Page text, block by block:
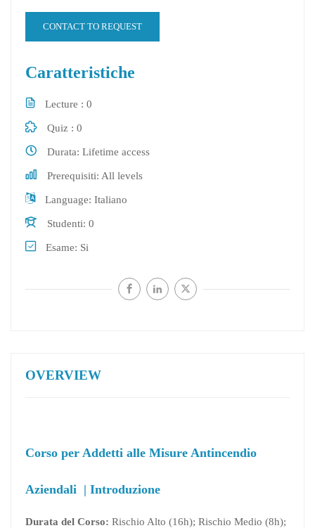
OVERVIEW
Corso per Addetti alle Misure Antincendio
Aziendali | Introduzione
Durata del Corso: Rischio Alto (16h); Rischio Medio (8h);
CONTACT TO REQUEST
Caratteristiche
Lecture 0
Quiz 0
Durata Lifetime access
Prerequisiti All levels
Language Italiano
Studenti 0
Esame Si